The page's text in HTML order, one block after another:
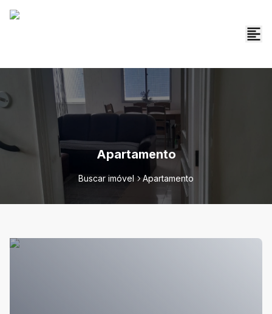
Apartamento
Buscar imóvel Apartamento